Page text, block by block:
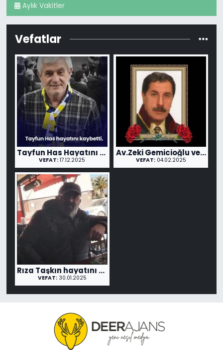
Aylık Vakitler
Vefatlar
Tayfun Has Hayatını Kaybetti
VEFAT: 17.12.2025
Av.Zeki Gemicioğlu vefa etmiştir.
VEFAT:04.02.2025
Rıza Taşkın hayatını kaybetti
VEFAT:30.01.2025